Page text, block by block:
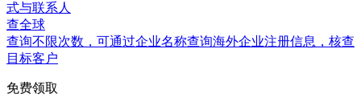
式与联系人
查全球
查询不限次数 ，可通过企业名称查询海外企业注册信息，核查
目标客户
免费领取